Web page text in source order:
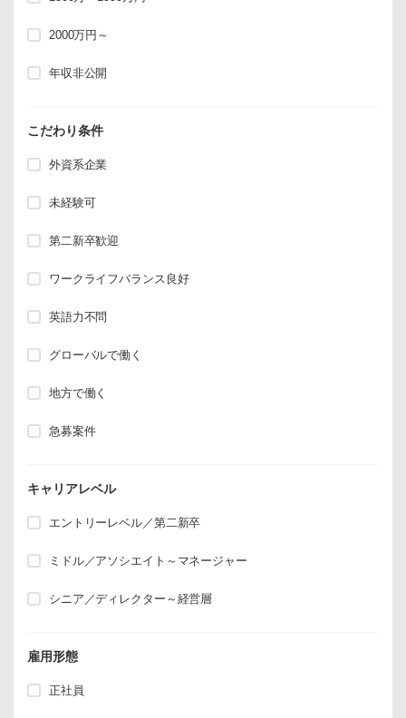
2000万円～
年収非公開
こだわり条件
外資系企業
未経験可
第二新卒歓迎
ワークライフバランス良好
英語力不問
グローバルで働く
地方で働く
急募案件
キャリアレベル
エントリーレベル／第二新卒
ミドル／アソシエイト～マネージャー
シニア／ディレクター～経営層
雇用形態
正社員